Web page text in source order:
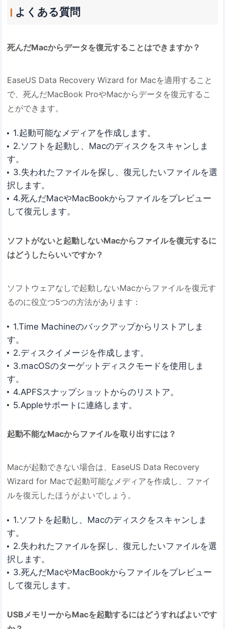
よくある質問
死んだMacからデータを復元することはできますか？
EaseUS Data Recovery Wizard for Macを適用すること
で、死んだMacBook ProやMacからデータを復元するこ
とができます。
1.起動可能なメディアを作成します。
2.ソフトを起動し、Macのディスクをスキャンしま
す。
3.失われたファイルを探し、復元したいファイルを選
択します。
4.死んだMacやMacBookからファイルをプレビュー
して復元します。
ソフトがないと起動しないMacからファイルを復元するに
はどうしたらいいですか？
ソフトウェアなしで起動しないMacからファイルを復元す
るのに役立つ5つの方法があります：
1.Time Machineのバックアップからリストアしま
す。
2.ディスクイメージを作成します。
3.macOSのターゲットディスクモードを使用しま
す。
4.APFSスナップショットからのリストア。
5.Appleサポートに連絡します。
起動不能なMacからファイルを取り出すには？
Macが起動できない場合は、EaseUS Data Recovery
Wizard for Macで起動可能なメディアを作成し、ファイ
ルを復元したほうがよいでしょう。
1.ソフトを起動し、Macのディスクをスキャンしま
す。
2.失われたファイルを探し、復元したいファイルを選
択します。
3.死んだMacやMacBookからファイルをプレビュー
して復元します。
USBメモリーからMacを起動するにはどうすればよいです